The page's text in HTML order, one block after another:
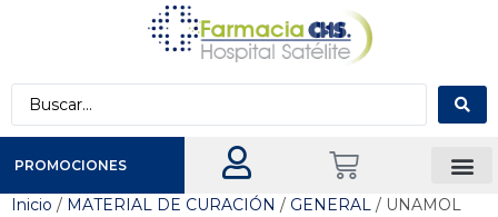
PROMOCIONES
Inicio / MATERIAL DE CURACIÓN / GENERAL / UNAMOL